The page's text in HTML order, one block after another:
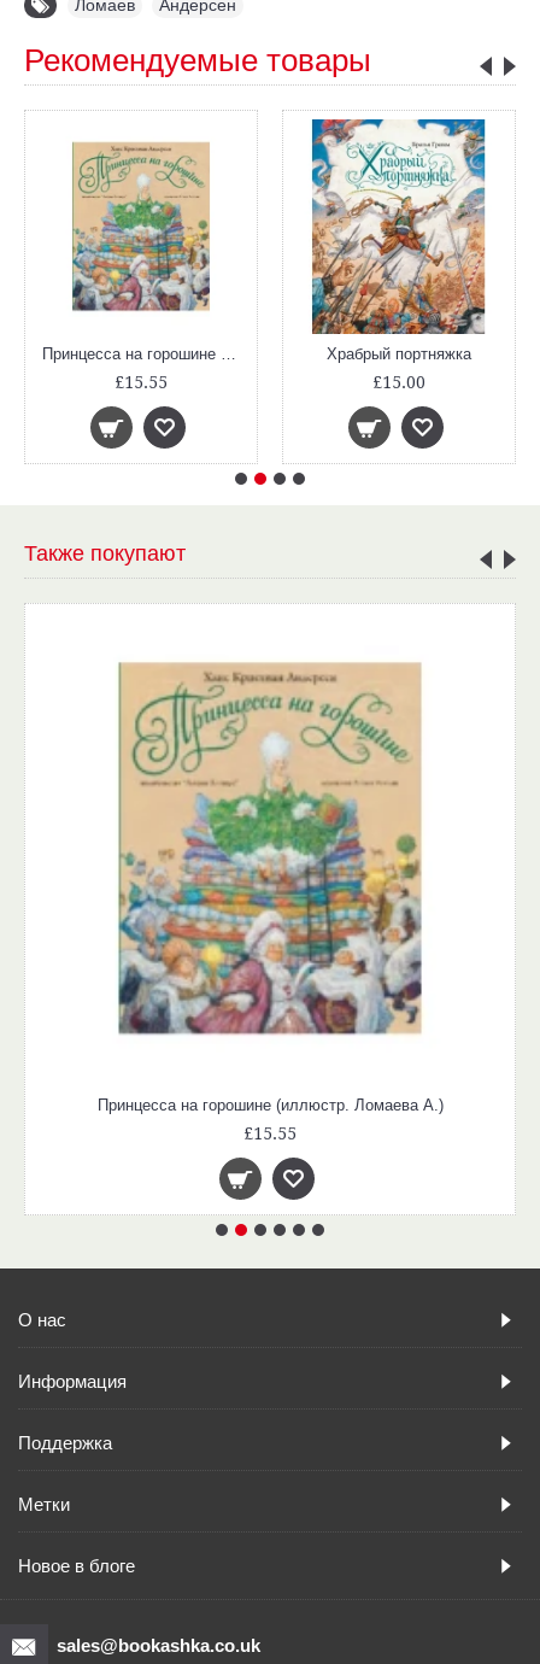
Ломаев Андерсен
Рекомендуемые товары
£15.55
Храбрый портняжка
£15.00
Также покупают
Принцесса на горошине (иллюстр. Ломаева А.)
£15.55
О нас
Информация
Поддержка
Метки
Новое в блоге
sales@bookashka.co.uk